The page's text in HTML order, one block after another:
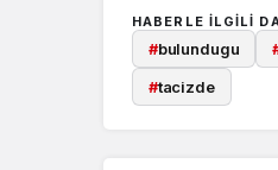
HABERLE ILGILI
#bulundugu
#tacizde